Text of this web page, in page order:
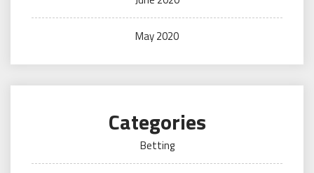
May 2020
Categories
Betting